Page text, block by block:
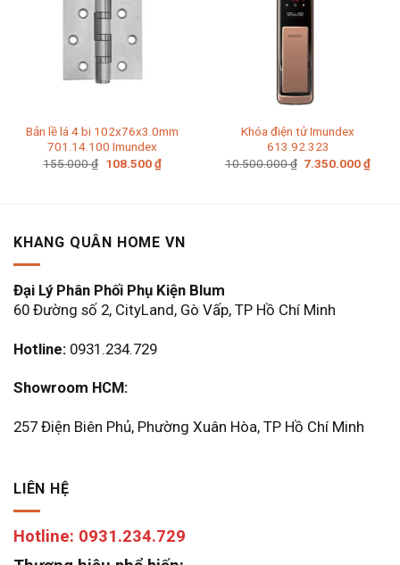
Bản lề lá 4 bi 102x76x3.0mm
701.14.100 Imundex
155.000₫ Giá
108.500₫Giá
hiện
Khóa điện tử Imundex
613.92.323
10.500.000₫ Giá
7.350.000₫Giá
KHANG QUÂN HOME VN
Đại Lý Phân Phối Phụ Kiện Blum
60 Đường số 2, CityLand, Gò Vấp, TP Hồ Chí Minh
Hotline: 0931.234.729
Showroom HCM:
257 Điện Biên Phủ, Phường Xuân Hòa, TP Hồ Chí Minh
LIÊN HỆ
Hotline: 0931.234.729